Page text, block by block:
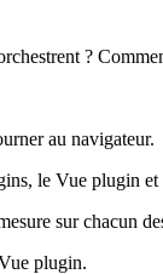
?
au navigateur.
le Vue plugin
sur chacun
plugin.